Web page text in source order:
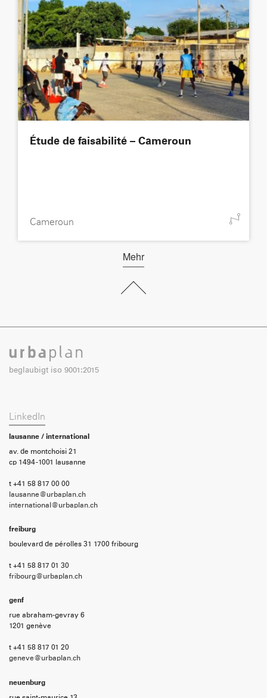
Étude de faisabilité – Cameroun
Cameroun
Mehr
beglaubigt iso 9001:2015
LinkedIn
lausanne / international
av. de montchoisi 21
cp 1494 -1001 lausanne
t +41 58 817 00 00
lausanne@urbaplan.ch
international@urbaplan.ch
freiburg
boulevard de pérolles 31 1700 fribourg
t +41 58 817 01 30
fribourg@urbaplan.ch
genf
rue abraham-gevray 6
1201 genève
t +41 58 817 01 20
geneve@urbaplan.ch
neuenburg